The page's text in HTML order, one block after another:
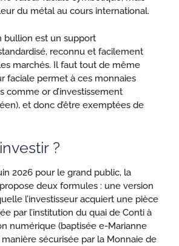
du métal au cours international.
bullion est un support
reconnu et facilement
marchés. Il faut tout de même
faciale permet à ces monnaies
comme or d’investissement
et donc d’être exemptées de
?
2026 pour le grand public, la
deux formules : une version
l’investisseur acquiert une pièce
par l’institution du quai de Conti à
numérique (baptisée e-Marianne
sécurisée par la Monnaie de